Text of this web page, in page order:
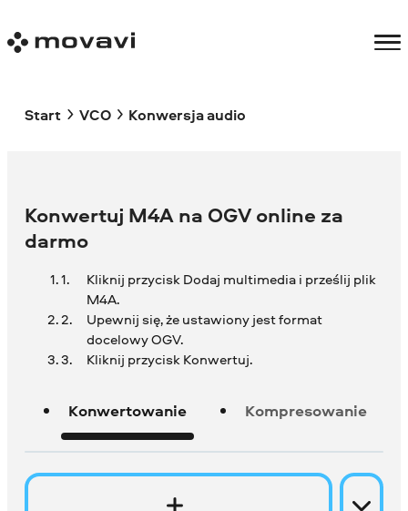
Start VCO Konwersja audio
Konwertuj M4A na OGV online za
darmo
Kliknij przycisk Dodaj multimedia i prześlij plik
M4A.
Upewnij się, że ustawiony jest format
docelowy OGV.
Kliknij przycisk Konwertuj.
Konwertowanie Kompresowanie